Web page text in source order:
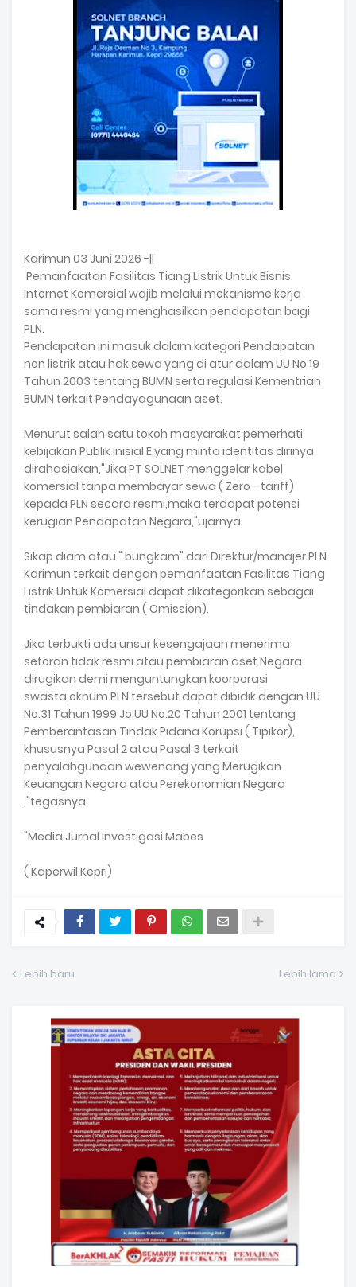
Karimun 03 Juni 2026 -||
Pemanfaatan Fasilitas Tiang Listrik Untuk Bisnis
Internet Komersial wajib melalui mekanisme kerja
sama resmi yang menghasilkan pendapatan bagi
PLN.
Pendapatan ini masuk dalam kategori Pendapatan
non listrik atau hak sewa yang di atur dalam UU No.19
Tahun 2003 tentang BUMN serta regulasi Kementrian
BUMN terkait Pendayagunaan aset.
Menurut salah satu tokoh masyarakat pemerhati
kebijakan Publik inisial E,yang minta identitas dirinya
dirahasiakan,"Jika PT SOLNET menggelar kabel
komersial tanpa membayar sewa ( Zero - tariff)
kepada PLN secara resmi,maka terdapat potensi
kerugian Pendapatan Negara,"ujarnya
Sikap diam atau " bungkam" dari Direktur/manajer PLN
Karimun terkait dengan pemanfaatan Fasilitas Tiang
Listrik Untuk Komersial dapat dikategorikan sebagai
tindakan pembiaran ( Omission).
Jika terbukti ada unsur kesengajaan menerima
setoran tidak resmi atau pembiaran aset Negara
dirugikan demi menguntungkan koorporasi
swasta,oknum PLN tersebut dapat dibidik dengan UU
No.31 Tahun 1999 Jo.UU No.20 Tahun 2001 tentang
Pemberantasan Tindak Pidana Korupsi ( Tipikor),
khususnya Pasal 2 atau Pasal 3 terkait
penyalahgunaan wewenang yang Merugikan
Keuangan Negara atau Perekonomian Negara
,"tegasnya
"Media Jurnal Investigasi Mabes
( Kaperwil Kepri)
Lebih baru Lebih lama